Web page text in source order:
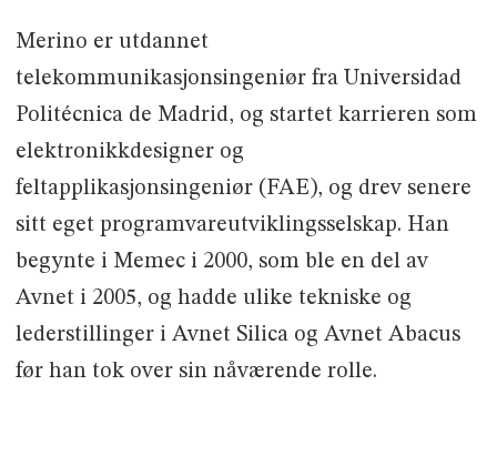
Merino er utdannet
telekommunikasjonsingeniør fra Universidad
Politécnica de Madrid, og startet karrieren som
elektronikkdesigner og
feltapplikasjonsingeniør (FAE), og drev senere
sitt eget programvareutviklingsselskap. Han
begynte i Memec i 2000, som ble en del av
Avnet i 2005, og hadde ulike tekniske og
lederstillinger i Avnet Silica og Avnet Abacus
før han tok over sin nåværende rolle.